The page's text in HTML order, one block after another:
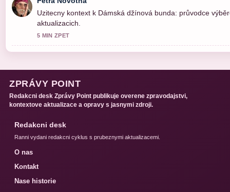
Uzitecny kontext k Dámská džínová bunda: průvodce
aktualizacich.
5 MIN ZPET
ZPRÁVY POINT
Redakcni desk Zprávy Point publikuje overene zpravodajstvi,
kontextove aktualizace a opravy s jasnymi zdroji.
Redakcni desk
Ranni vydani redakcni cyklus s prubeznymi aktualizacemi.
O nas
Kontakt
Nase historie